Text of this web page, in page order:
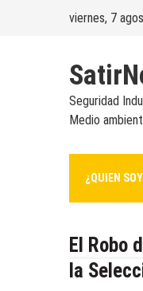
viernes, 7
Seguridad
Medio
¿QUIEN
El Robo
la